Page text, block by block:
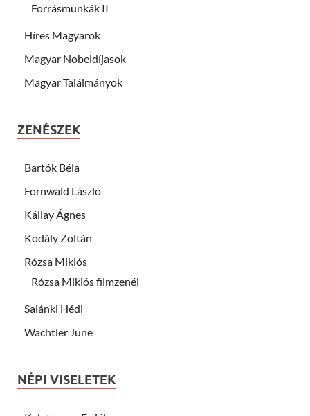
Forrásmunkák II
Híres Magyarok
Magyar Nobeldíjasok
Magyar Találmányok
ZENÉSZEK
Bartók Béla
Fornwald László
Kállay Ágnes
Kodály Zoltán
Rózsa Miklós
Rózsa Miklós filmzenéi
Salánki Hédi
Wachtler June
NÉPI VISELETEK